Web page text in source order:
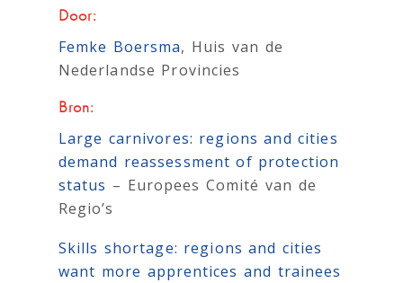
Door:
Femke Boersma, Huis van de
Nederlandse Provincies
Bron:
Large carnivores: regions and cities
demand reassessment of protection
status – Europees Comité van de
Regio’s
Skills shortage: regions and cities
want more apprentices and trainees